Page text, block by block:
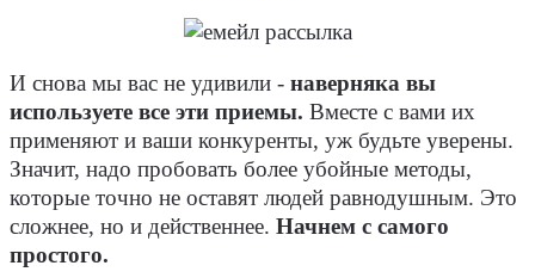
И снова мы вас не удивили - наверняка вы
используете все эти приемы. Вместе с вами их
применяют и ваши конкуренты, уж будьте уверены.
Значит, надо пробовать более убойные методы,
которые точно не оставят людей равнодушным. Это
сложнее, но и действеннее. Начнем с самого
простого.